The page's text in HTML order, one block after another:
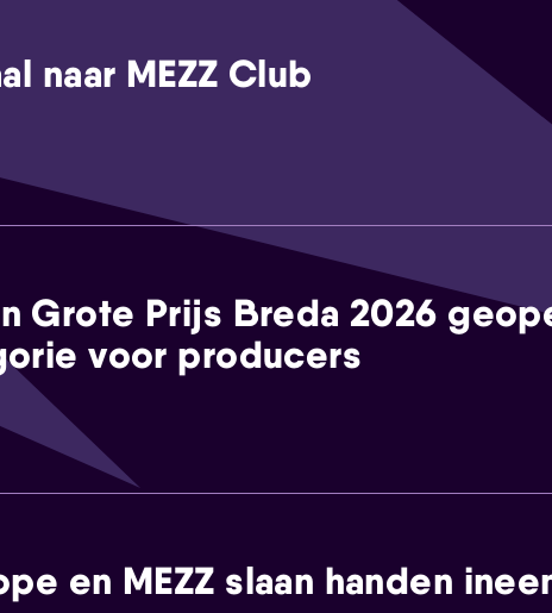
naar MEZZ Club
Grote Prijs Breda 2026
voor producers
en MEZZ slaan handen